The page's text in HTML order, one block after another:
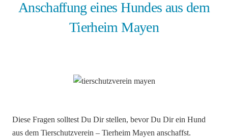
Anschaffung eines Hundes aus dem
Tierheim Mayen
Diese Fragen solltest Du Dir stellen, bevor Du Dir ein Hund
aus dem Tierschutzverein – Tierheim Mayen anschaffst.